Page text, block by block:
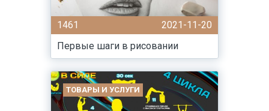
1461
2021-11-20
Первые шаги в рисовании
ТОВАРЫ И УСЛУГИ